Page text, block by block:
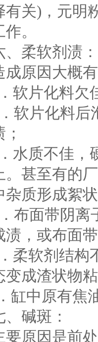
有关)，元明
。
、柔软剂渍：
成原因大概
软片化料欠
软片化料后
水质不佳，
。甚至有的
杂质形成絮
布面带阴离
渍，或布面
柔软剂结构
变成渣状物
缸中原有焦
、碱斑：
要原因是前